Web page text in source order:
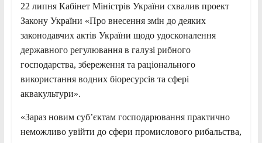
22 липня Кабінет Міністрів України схвалив проект
Закону України «Про внесення змін до деяких
законодавчих актів України щодо удосконалення
державного регулювання в галузі рибного
господарства, збереження та раціонального
використання водних біоресурсів та сфері
аквакультури».
«Зараз новим субʼєктам господарювання практично
неможливо увійти до сфери промислового рибальства,